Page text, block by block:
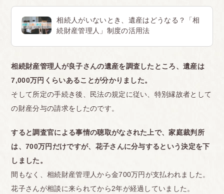
相続人がいないとき、遺産はどうなる？「相
続財産管理人」制度の活用法
相続財産管理人が良子さんの遺産を調査したところ、遺産は
7,000万円くらいあることが分かりました。
そして所定の手続き後、民法の規定に従い、特別縁故者として
の財産分与の請求をしたのです。
すると調査官による事情の聴取がなされた上で、家庭裁判所
は、700万円だけですが、花子さんに分与するという決定を下
しました。
間もなく、相続財産管理人から金700万円が支払われました。
花子さんが相談に来られてから2年が経過していました。